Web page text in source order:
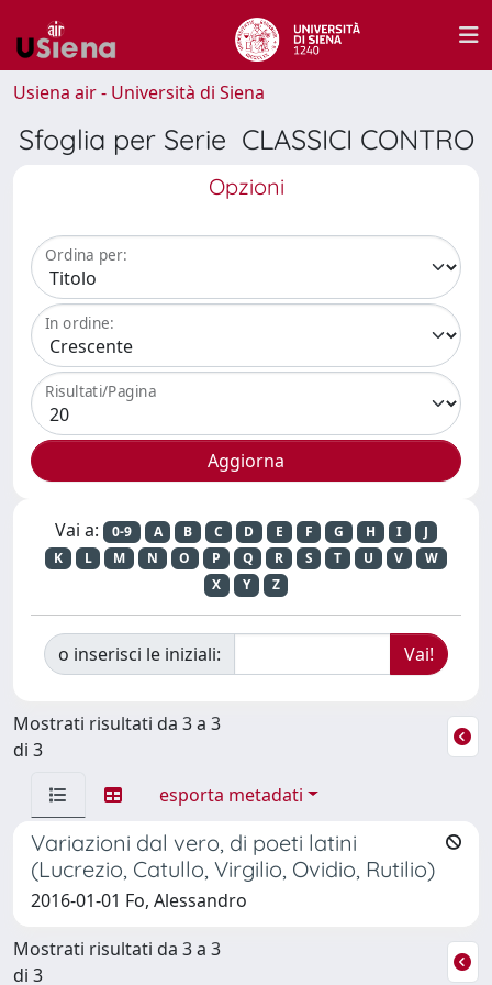
Usiena air - Università di Siena
Sfoglia per Serie CLASSICI CONTRO
Opzioni
Ordina per:
In ordine:
Risultati/Pagina
Vai a: 0-9 A B C D E F G H I
J
K
L M N O P Q R S T U V
W
X
Y Z
o inserisci le iniziali:
Mostrati risultati da 3 a 3
di 3
esporta metadati
Variazioni dal vero, di poeti latini
(Lucrezio, Catullo, Virgilio, Ovidio, Rutilio)
2016-01-01 Fo, Alessandro
Mostrati risultati da 3 a 3
di 3